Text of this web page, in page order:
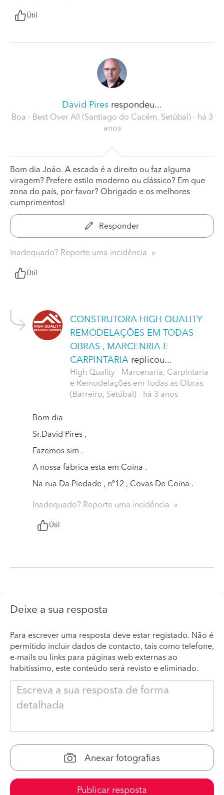
Útil
David Pires respondeu...
Boa - Best Over All (Santiago do Cacém, Setúbal) - há 3
anos
Bom dia João. A escada é a direito ou faz alguma
viragem? Prefere estilo moderno ou clássico? Em que
zona do país, por favor? Obrigado e os melhores
cumprimentos!
Responder
Inadequado? Reporte uma incidência
Útil
CONSTRUTORA HIGH QUALITY
REMODELAÇÕES EM TODAS
OBRAS , MARCENRIA E
CARPINTARIA replicou...
High Quality - Marcenaria, Carpintaria
e Remodelações em Todas as Obras
(Barreiro, Setúbal) - há 3 anos
Bom dia
Sr.David Pires ,
Fazemos sim .
A nossa fabrica esta em Coina .
Na rua Da Piedade , nº12 , Covas De Coina .
Inadequado? Reporte uma incidência
Útil
Deixe a sua resposta
Para escrever uma resposta deve estar registado. Não é
permitido incluir dados de contacto, tais como telefone,
e-mails ou links para páginas web externas ao
habitissimo, este conteúdo será revisto e eliminado.
Anexar fotografias
Publicar resposta